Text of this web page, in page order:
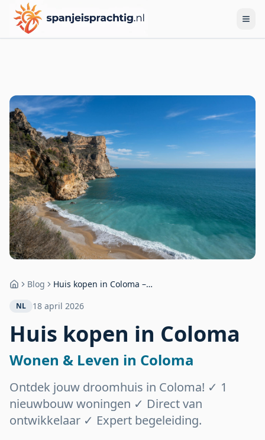
HomeBlog
Huis kopen in Coloma –
NL 18 april 2026
Huis kopen in Coloma
Wonen & Leven in Coloma
Ontdek jouw droomhuis in Coloma! ✓ 1
nieuwbouw woningen ✓ Direct van
ontwikkelaar ✓ Expert begeleiding.